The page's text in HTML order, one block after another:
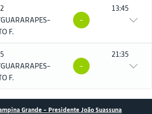
F.
-
13:45
F.
-
21:35
Grande – Presidente João Suassuna